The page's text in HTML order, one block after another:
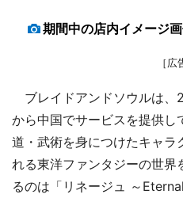
期間中の店内イメージ
［広
ブレイドアンドソウルは、
から中国でサービスを提供
道・武術を身につけたキャラ
れる東洋ファンタジーの世界
るのは「リネージュ ～